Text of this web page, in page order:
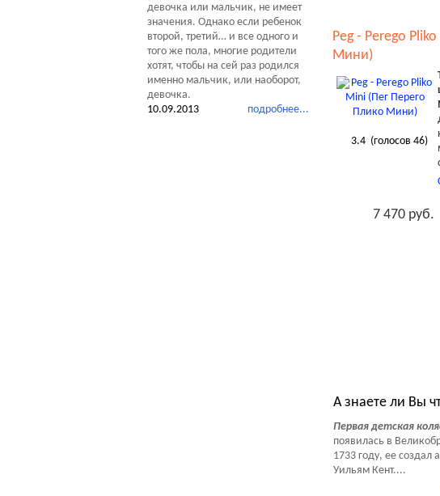
Peg - Perego
Мини)
3.4(голосов 46)
7 470 руб.
А знаете ли Вы
Первая детская
появилась в
1733 году, ее создал
Уильям Кент....
девочка или мальчик, не имеет
значения. Однако если ребенок
второй, третий… и все одного и
того же пола, многие родители
хотят, чтобы на сей раз родился
именно мальчик, или наоборот,
девочка.
подробнее...
10.09.2013